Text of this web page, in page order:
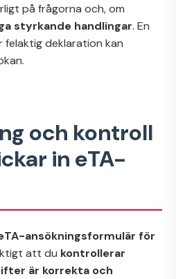
på frågorna och, om
styrkande handlingar. En
felaktig deklaration kan
och kontroll
in eTA-
ansökningsformulär för
att du kontrollerar
är korrekta och